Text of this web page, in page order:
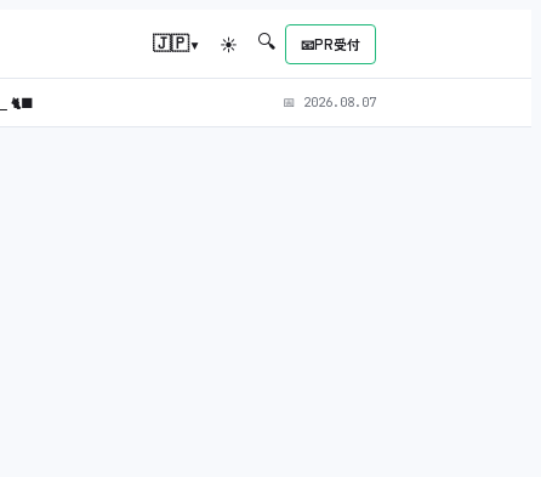
🇯🇵▾ ☀ 🔍 📧PR受付
🐈‍⬛ 📅 2026.08.07